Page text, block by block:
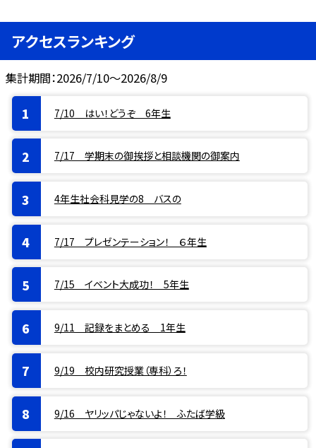
アクセスランキング
集計期間：2026/7/10～2026/8/9
7/10 はい！どうぞ 6年生
7/17 学期末の御挨拶と相談機関の御案内
4年生社会科見学の8 バスの
7/17 プレゼンテーション！ ６年生
7/15 イベント大成功！ 5年生
9/11 記録をまとめる 1年生
9/19 校内研究授業（専科）ろ！
9/16 ヤリッパじゃないよ！ ふたば学級